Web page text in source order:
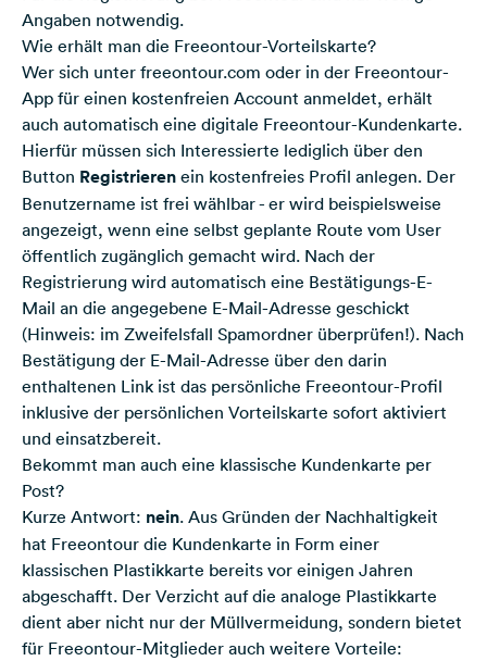
Angaben notwendig.
Wie erhält man die Freeontour-Vorteilskarte?
Wer sich unter freeontour.com oder in der Freeontour-
App für einen kostenfreien Account anmeldet, erhält
auch automatisch eine digitale Freeontour-Kundenkarte.
Hierfür müssen sich Interessierte lediglich über den
Button Registrieren ein kostenfreies Profil anlegen. Der
Benutzername ist frei wählbar - er wird beispielsweise
angezeigt, wenn eine selbst geplante Route vom User
öffentlich zugänglich gemacht wird. Nach der
Registrierung wird automatisch eine Bestätigungs-E-
Mail an die angegebene E-Mail-Adresse geschickt
(Hinweis: im Zweifelsfall Spamordner überprüfen!). Nach
Bestätigung der E-Mail-Adresse über den darin
enthaltenen Link ist das persönliche Freeontour-Profil
inklusive der persönlichen Vorteilskarte sofort aktiviert
und einsatzbereit.
Bekommt man auch eine klassische Kundenkarte per
Post?
Kurze Antwort: nein. Aus Gründen der Nachhaltigkeit
hat Freeontour die Kundenkarte in Form einer
klassischen Plastikkarte bereits vor einigen Jahren
abgeschafft. Der Verzicht auf die analoge Plastikkarte
dient aber nicht nur der Müllvermeidung, sondern bietet
für Freeontour-Mitglieder auch weitere Vorteile: